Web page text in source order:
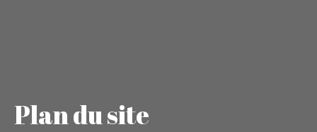
Plan du site